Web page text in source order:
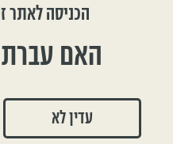
דבש פרחי בר מאזור שלומי
הכניסה לאתר זה
האם עברת
עדין לא